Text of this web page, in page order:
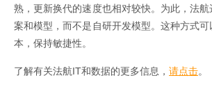
熟，更新换代的速度也相对较快。为此，法
案和模型，而不是自研开发模型。这种方式
本，保持敏捷性。
了解有关法航IT和数据的更多信息， 请点击。